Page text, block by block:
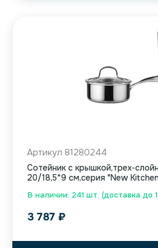
В наличии: 241 шт. (доставка до
Артикул 81280244
Сотейник с крышкой,трех-
20/18,5*9 см,серия "New
3 787 ₽